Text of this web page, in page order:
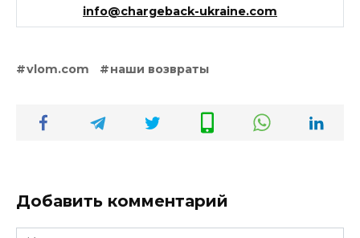
info@chargeback-ukraine.com
vlom.com наши возвраты
Добавить комментарий